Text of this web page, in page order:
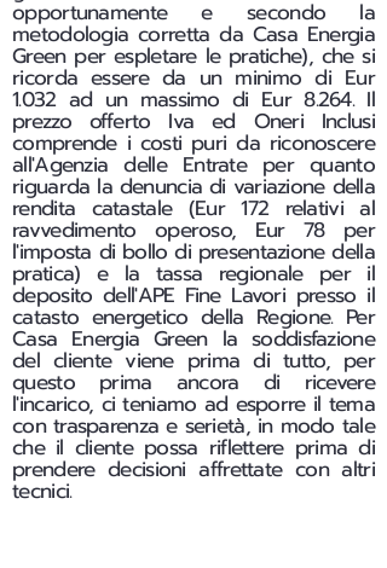
opportunamente e secondo la
metodologia corretta da Casa Energia
Green per espletare le pratiche), che si
ricorda essere da un minimo di Eur
1.032 ad un massimo di Eur 8.264. Il
prezzo offerto Iva ed Oneri Inclusi
comprende i costi puri da riconoscere
all'Agenzia delle Entrate per quanto
riguarda la denuncia di variazione della
rendita catastale (Eur 172 relativi al
ravvedimento operoso, Eur 78 per
l'imposta di bollo di presentazione della
pratica) e la tassa regionale per il
deposito dell'APE Fine Lavori presso il
catasto energetico della Regione. Per
Casa Energia Green la soddisfazione
del cliente viene prima di tutto, per
questo prima ancora di ricevere
l'incarico, ci teniamo ad esporre il tema
con trasparenza e serietà, in modo tale
che il cliente possa riflettere prima di
prendere decisioni affrettate con altri
tecnici.